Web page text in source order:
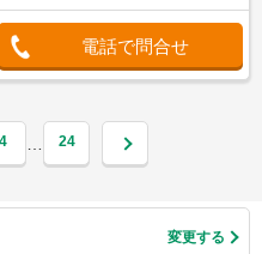
電話で問合せ
4 24
変更する